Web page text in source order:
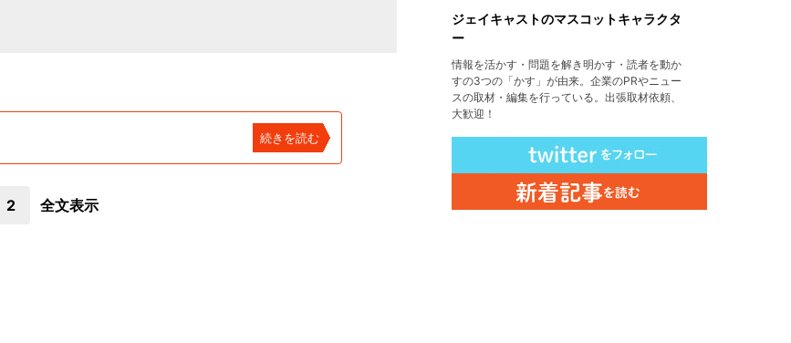
続きを読む
2 全文表示
ジェイキャストのマスコットキャラクタ
ー
情報を活かす・問題を解き明かす・読者を動か
すの3つの「かす」が由来。企業のPRやニュー
スの取材・編集を行っている。出張取材依頼、
大歓迎！